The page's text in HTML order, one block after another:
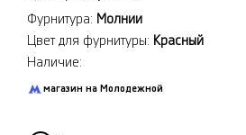
Фурнитура: Молнии
Цвет для фурнитуры: Красный
Наличие:
магазин на Молодежной